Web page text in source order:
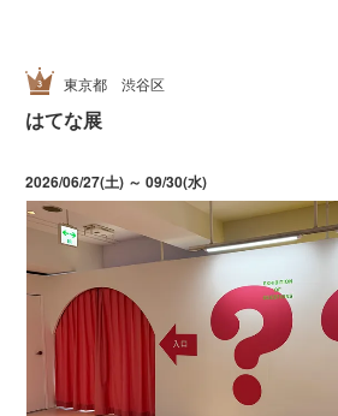
東京都 渋谷区
はてな展
2026/06/27(土) ～ 09/30(水)